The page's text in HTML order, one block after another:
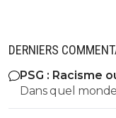
DERNIERS
PSG : Racisme
Dans quel
dire qu'il est